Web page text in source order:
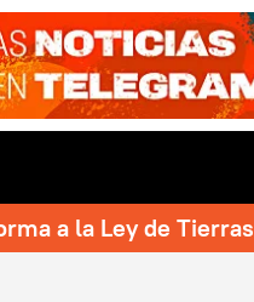
a la Ley de Tierras